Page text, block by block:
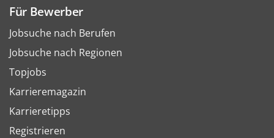
Für Bewerber
Jobsuche nach Berufen
Jobsuche nach Regionen
Topjobs
Karrieremagazin
Karrieretipps
Registrieren